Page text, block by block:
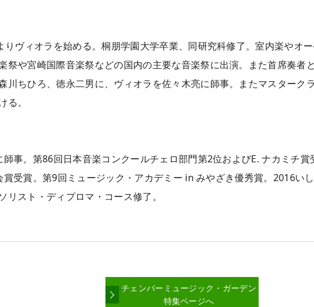
ヴィオラを始める。桐朋学園大学卒業、同研究科修了。室内楽やオ
祭や宮崎国際音楽祭などの国内の主要な音楽祭に出演。また首席奏者
川ちひろ、徳永二男に、ヴィオラを佐々木亮に師事。またマスターク
る。
事。第86回日本音楽コンクールチェロ部門第2位およびE. ナカミチ
受賞。第9回ミュージック・アカデミー in みやざき優秀賞。2016い
スト・ディプロマ・コース修了。
チェンバーミュージック・ガーデン
特集ページへ